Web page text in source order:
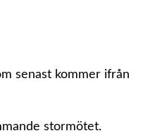
senast kommer ifrån
stormötet.